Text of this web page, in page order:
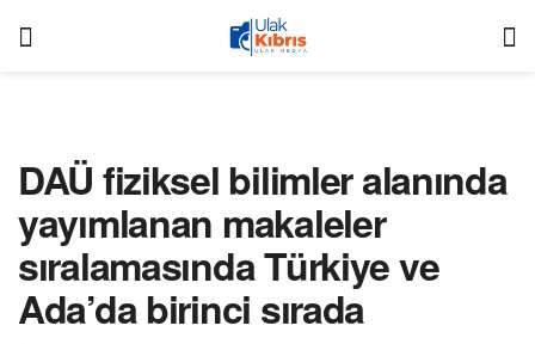
DAÜ fiziksel bilimler alanında
yayımlanan makaleler
sıralamasında Türkiye ve
Ada’da birinci sırada